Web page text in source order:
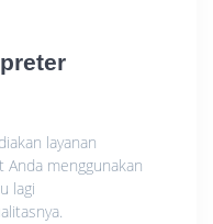
layanan
menggunakan
lagi